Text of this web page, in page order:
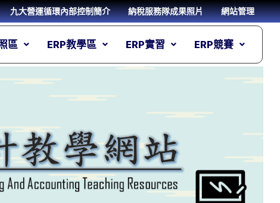
九大營運循環內部控制簡介 納稅服務隊成果照片 網站管理
區 ERP教學區 ERP實習 ERP競賽